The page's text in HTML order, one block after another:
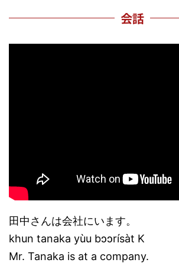
会話
田中さんは会社にいます。
khun tanaka yùu bɔɔrísàt K
Mr. Tanaka is at a company.